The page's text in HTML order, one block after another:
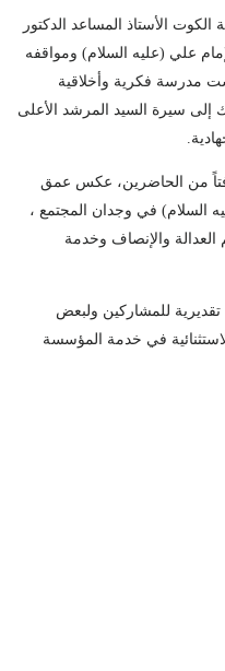
الأستاذ المساعد الدكتور
علي (عليه السلام) ومواقفه
مدرسة فكرية وأخلاقية
إلى سيرة السيد المرشد الأعلى
من الحاضرين، عكس عمق
السلام) في وجدان المجتمع ،
العدالة والإنصاف وخدمة
للمشاركين ولبعض
في خدمة المؤسسة